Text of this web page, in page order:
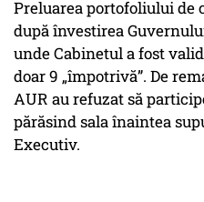
Preluarea portofoliului de
după învestirea
unde Cabinetul a fost
doar 9 „împotrivă”. De
AUR au refuzat să
părăsind sala înaintea
Executiv.